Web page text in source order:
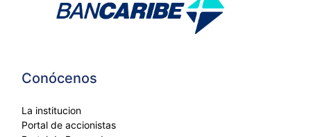
Conócenos
La institucion
Portal de accionistas